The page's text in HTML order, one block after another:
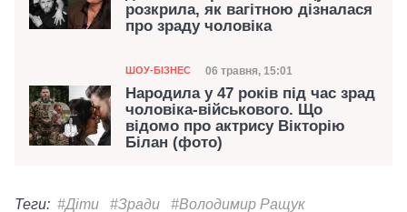
розкрила, як вагітною дізналася
про зраду чоловіка
Категорія
ШОУ-БІЗНЕС Дата публікації
06 травня, 15:01
Народила у 47 років під час зрад
чоловіка-військового. Що
відомо про актрису Вікторію
Білан (фото)
Теги: #Діти #Зради
#Володимир Ращук